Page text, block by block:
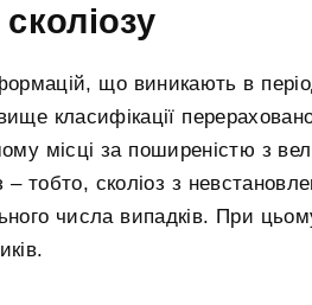
що виникають в
класифікації
місці за поширеністю з
– тобто, сколіоз з
числа випадків. При